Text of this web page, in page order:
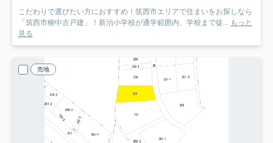
こだわりで選びたい方におすすめ！筑西市エリアで住まいをお探しなら
「筑西市柳中古戸建」！新治小学校が通学範囲内、学校まで徒... もっと
見る
売地